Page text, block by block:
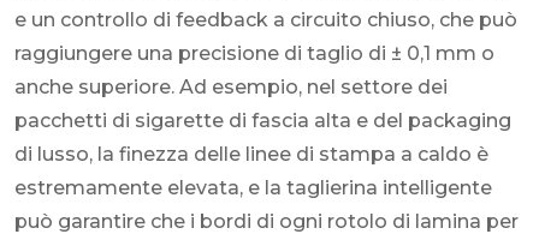
e un controllo di feedback a circuito chiuso, che può
raggiungere una precisione di taglio di ± 0,1 mm o
anche superiore. Ad esempio, nel settore dei
pacchetti di sigarette di fascia alta e del packaging
di lusso, la finezza delle linee di stampa a caldo è
estremamente elevata, e la taglierina intelligente
può garantire che i bordi di ogni rotolo di lamina per